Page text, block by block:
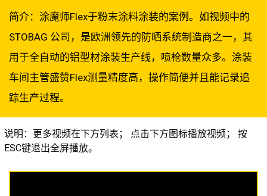
简介：涂魔师Flex于粉末涂料涂装的案例。如视频中的
STOBAG 公司，是欧洲领先的防晒系统制造商之一，其
用于全自动的铝型材涂装生产线，喷枪数量众多。涂装
车间主管盛赞Flex测量精度高，操作简便并且能记录追
踪生产过程。
说明：更多视频在下方列表； 点击下方图标播放视频； 按
ESC键退出全屏播放。